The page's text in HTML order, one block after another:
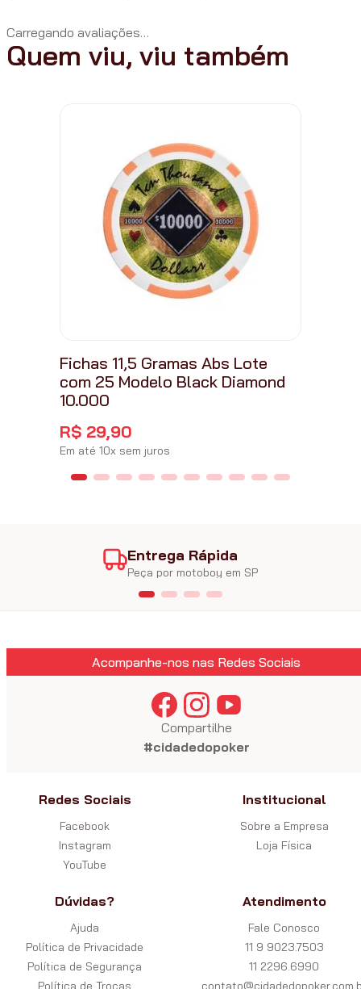
Carregando avaliações…
Quem viu, viu também
Fichas 11,5 Gramas Abs Lote
com 25 Modelo Black Diamond
10.000
R$ 29,90
Em até 10x sem juros
Entrega Rápida
Peça por motoboy em SP
Acompanhe-nos nas Redes Sociais
Compartilhe
#cidadedopoker
Redes Sociais
Facebook
Instagram
YouTube
Institucional
Sobre a Empresa
Loja Física
Dúvidas?
Ajuda
Política de Privacidade
Política de Segurança
Política de Trocas
Atendimento
Fale Conosco
11 9 9023.7503
11 2296.6990